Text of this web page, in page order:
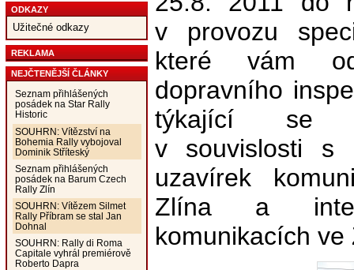
ODKAZY
Užitečné odkazy
REKLAMA
NEJČTENĚJŠÍ ČLÁNKY
Seznam přihlášených
posádek na Star Rally
Historic
SOUHRN: Vítězství na
Bohemia Rally vybojoval
Dominik Stříteský
Seznam přihlášených
posádek na Barum Czech
Rally Zlín
SOUHRN: Vítězem Silmet
Rally Příbram se stal Jan
Dohnal
SOUHRN: Rally di Roma
Capitale vyhrál premiérově
Roberto Dapra
v provozu
které vám
dopravního
týkající se
v souvislosti s
uzavírek
Zlína a
komunikacích